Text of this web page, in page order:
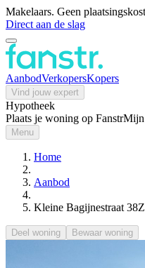
Makelaars. Geen
Direct aan de slag
AanbodVerkopersKopers
Vind jouw expert
Hypotheek
Plaats je woning op FanstrMijn
Menu
Home
Aanbod
Kleine Bagijnestraat
Deel woning Bewaar woning